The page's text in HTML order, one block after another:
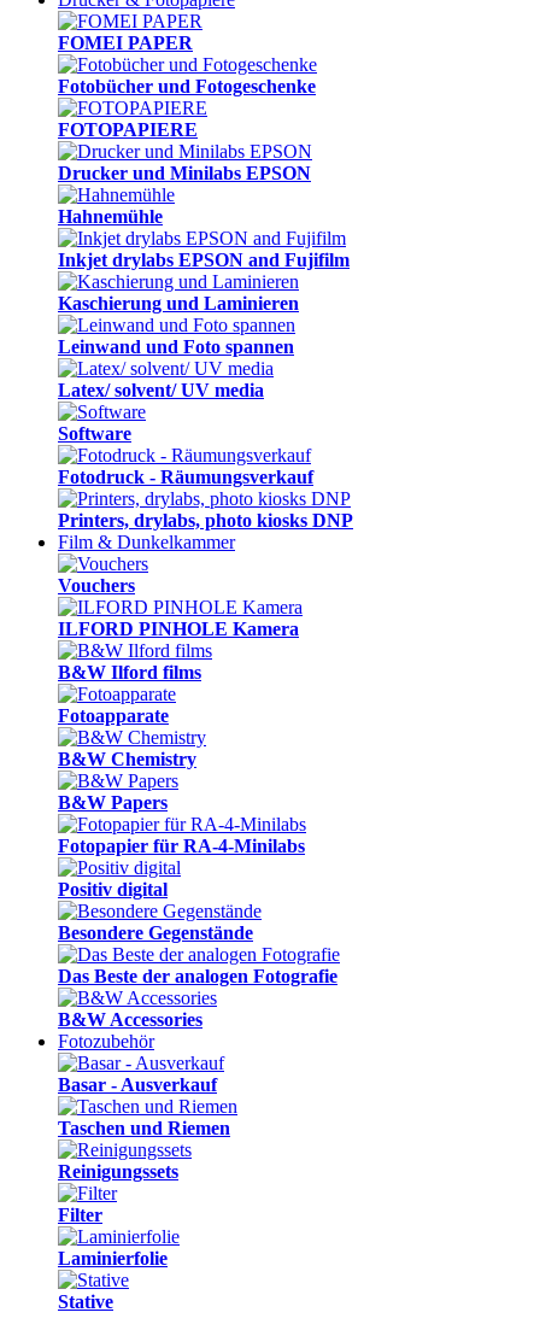
FOMEI PAPER
Fotobücher und Fotogeschenke
FOTOPAPIERE
Drucker und Minilabs EPSON
Hahnemühle
Inkjet drylabs EPSON and Fujifilm
Kaschierung und Laminieren
Leinwand und Foto spannen
Latex/ solvent/ UV media
Software
Fotodruck - Räumungsverkauf
Printers, drylabs, photo kiosks DNP
Film & Dunkelkammer
Vouchers
ILFORD PINHOLE Kamera
B&W Ilford films
Fotoapparate
B&W Chemistry
B&W Papers
Fotopapier für RA-4-Minilabs
Positiv digital
Besondere Gegenstände
Das Beste der analogen Fotografie
B&W Accessories
Fotozubehör
Basar - Ausverkauf
Taschen und Riemen
Reinigungssets
Filter
Laminierfolie
Stative